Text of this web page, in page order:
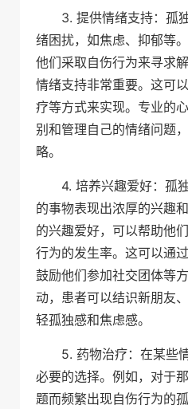
3. 提供情绪支持：孤
绪困扰，如焦虑、抑郁等
他们采取自伤行为来寻求
情绪支持非常重要。这可
疗等方式来实现。专业的
别和管理自己的情绪问题
略。
4. 培养兴趣爱好：孤
的事物表现出浓厚的兴趣
的兴趣爱好，可以帮助他
行为的发生率。这可以通
鼓励他们参加社交团体等
动，患者可以结识新朋友
轻孤独感和焦虑感。
5. 药物治疗：在某些
必要的选择。例如，对于
题而频繁出现自伤行为的